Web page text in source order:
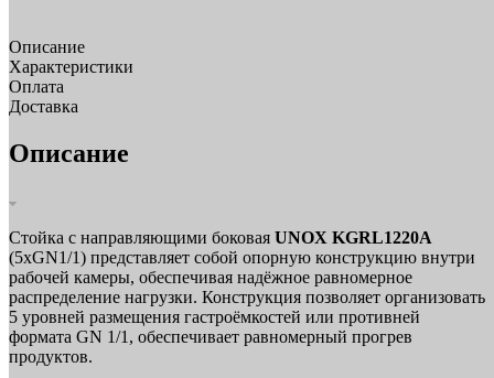
Описание
Характеристики
Оплата
Доставка
Описание
Стойка с направляющими боковая UNOX KGRL1220A
(5xGN1/1) представляет собой опорную конструкцию внутри
рабочей камеры, обеспечивая надёжное равномерное
распределение нагрузки. Конструкция позволяет организовать
5 уровней размещения гастроёмкостей или противней
формата GN 1/1, обеспечивает равномерный прогрев
продуктов.